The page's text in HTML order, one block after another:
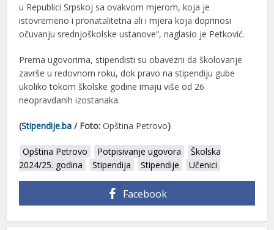
u Republici Srpskoj sa ovakvom mjerom, koja je
istovremeno i pronatalitetna ali i mjera koja doprinosi
očuvanju srednjoškolske ustanove“, naglasio je Petković.
Prema ugovorima, stipendisti su obavezni da školovanje
završe u redovnom roku, dok pravo na stipendiju gube
ukoliko tokom školske godine imaju više od 26
neopravdanih izostanaka.
(Stipendije.ba / Foto:Opština Petrovo)
Opština Petrovo Potpisivanje ugovora
Školska
2024/25. godina
Stipendija Stipendije Učenici
Facebook